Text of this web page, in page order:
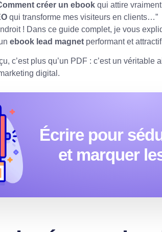
créer un ebook qui attire
qui transforme mes visiteurs en clients…”
! Dans ce guide complet, je vous
ebook lead magnet performant et
c’est plus qu’un PDF : c’est un
digital.
Écrire pour
et marquer